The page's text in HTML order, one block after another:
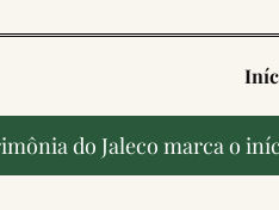
do Jaleco marca o